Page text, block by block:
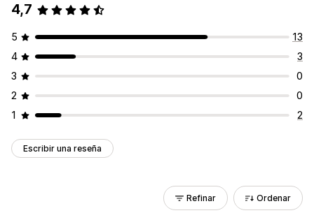
4,7
5
13
4
3
3
0
2
0
1
2
Escribir una reseña
Refinar Ordenar